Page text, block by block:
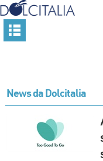
News da Dolcitalia